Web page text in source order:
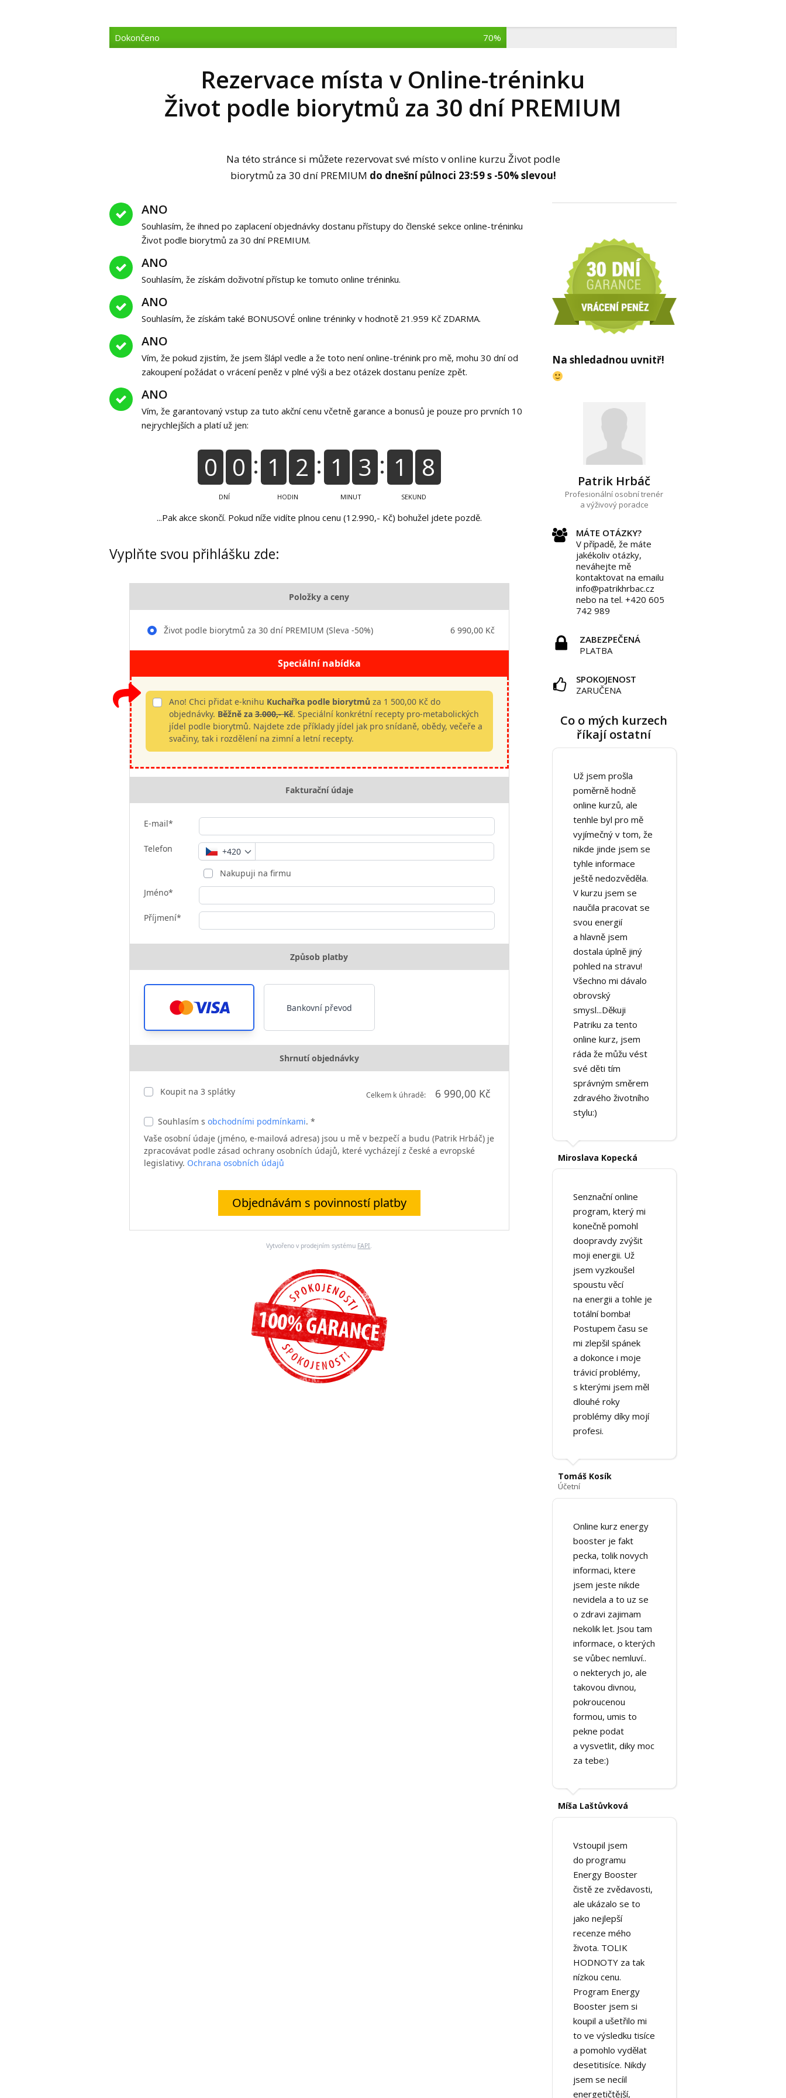
Dokončeno 70%
Rezervace místa v Online-tréninku
Život podle biorytmů za 30 dní PREMIUM
Na této stránce si můžete rezervovat své místo v online kurzu Život podle
biorytmů za 30 dní PREMIUM do dnešní půlnoci 23:59 s -50% slevou!
ANO
Souhlasím, že ihned po zaplacení objednávky dostanu přístupy do členské sekce online-tréninku
Život podle biorytmů za 30 dní PREMIUM.
ANO
Souhlasím, že získám doživotní přístup ke tomuto online tréninku.
ANO
Souhlasím, že získám také BONUSOVÉ online tréninky v hodnotě 21.959 Kč ZDARMA.
ANO
Vím, že pokud zjistím, že jsem šlápl vedle a že toto není online-trénink pro mě, mohu 30 dní od
zakoupení požádat o vrácení peněz v plné výši a bez otázek dostanu peníze zpět.
ANO
Vím, že garantovaný vstup za tuto akční cenu včetně garance a bonusů je pouze pro prvních 10
nejrychlejších a platí už jen:
0 0
DNÍ
1 2
HODIN
1 3
MINUT
1 7
SEKUND
...Pak akce skončí. Pokud níže vidíte plnou cenu (12.990,- Kč) bohužel jdete pozdě.
Vyplňte svou přihlášku zde:
Položky a ceny
Život podle biorytmů za 30 dní PREMIUM (Sleva -50%) 6 990,00 Kč
Speciální nabídka
Ano! Chci přidat e-knihu Kuchařka podle biorytmů za 1 500,00 Kč do
objednávky. Běžně za 3.000,- Kč. Speciální konkrétní recepty pro-metabolických
jídel podle biorytmů. Najdete zde příklady jídel jak pro snídaně, obědy, večeře a
svačiny, tak i rozdělení na zimní a letní recepty.
Fakturační údaje
E-mail*
Telefon
+420
Nakupuji na firmu
Jméno*
Příjmení*
Způsob platby
Bankovní převod
Shrnutí objednávky
Koupit na 3 splátky Celkem k úhradě: 6 990,00 Kč
Souhlasím s obchodními podmínkami. *
Vaše osobní údaje (jméno, e-mailová adresa) jsou u mě v bezpečí a budu (Patrik Hrbáč) je
zpracovávat podle zásad ochrany osobních údajů, které vycházejí z české a evropské
legislativy. Ochrana osobních údajů
Objednávám s povinností platby
Vytvořeno v prodejním systému FAPI.
Na shledadnou uvnitř!
Patrik Hrbáč
Profesionální osobní trenér
a výživový poradce
MÁTE OTÁZKY?
V případě, že máte
jakékoliv otázky,
neváhejte mě
kontaktovat na emailu
info@patrikhrbac.cz
nebo na tel. +420 605
742 989
ZABEZPEČENÁ
PLATBA
SPOKOJENOST
ZARUČENA
Co o mých kurzech
říkají ostatní
Už jsem prošla
poměrně hodně
online kurzů, ale
tenhle byl pro mě
vyjímečný v tom, že
nikde jinde jsem se
tyhle informace
ještě nedozvěděla.
V kurzu jsem se
naučila pracovat se
svou energií
a hlavně jsem
dostala úplně jiný
pohled na stravu!
Všechno mi dávalo
obrovský
smysl...Děkuji
Patriku za tento
online kurz, jsem
ráda že můžu vést
své děti tím
správným směrem
zdravého životního
stylu:)
Miroslava Kopecká
Senznační online
program, který mi
konečně pomohl
doopravdy zvýšit
moji energii. Už
jsem vyzkoušel
spoustu věcí
na energii a tohle je
totální bomba!
Postupem času se
mi zlepšil spánek
a dokonce i moje
trávicí problémy,
s kterými jsem měl
dlouhé roky
problémy díky mojí
profesi.
Tomáš Kosík
Účetní
Online kurz energy
booster je fakt
pecka, tolik novych
informaci, ktere
jsem jeste nikde
nevidela a to uz se
o zdravi zajimam
nekolik let. Jsou tam
informace, o kterých
se vůbec nemluví..
o nekterych jo, ale
takovou divnou,
pokroucenou
formou, umis to
pekne podat
a vysvetlit, diky moc
za tebe:)
Míša Laštůvková
Vstoupil jsem
do programu
Energy Booster
čistě ze zvědavosti,
ale ukázalo se to
jako nejlepší
recenze mého
života. TOLIK
HODNOTY za tak
nízkou cenu.
Program Energy
Booster jsem si
koupil a ušetřilo mi
to ve výsledku tisíce
a pomohlo vydělat
desetitisíce. Nikdy
jsem se necíil
energetičtější,